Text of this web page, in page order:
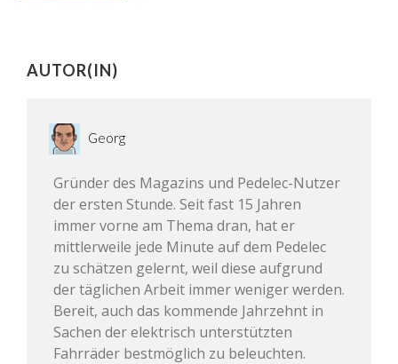
AUTOR(IN)
Georg
Gründer des Magazins und Pedelec-Nutzer
der ersten Stunde. Seit fast 15 Jahren
immer vorne am Thema dran, hat er
mittlerweile jede Minute auf dem Pedelec
zu schätzen gelernt, weil diese aufgrund
der täglichen Arbeit immer weniger werden.
Bereit, auch das kommende Jahrzehnt in
Sachen der elektrisch unterstützten
Fahrräder bestmöglich zu beleuchten.